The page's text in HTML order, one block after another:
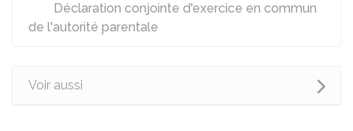
Déclaration conjointe d'exercice en commun
de l'autorité parentale
Voir aussi